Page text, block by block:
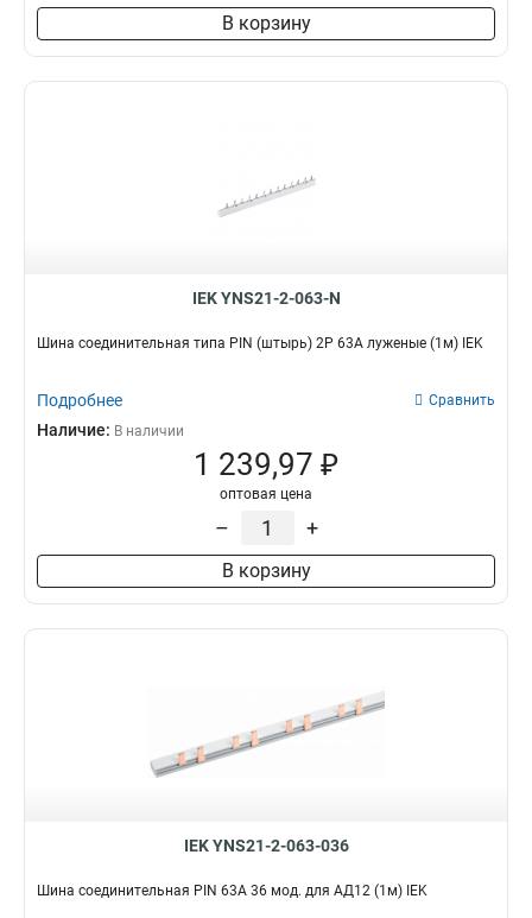
В корзину
IEK YNS21-2-063-N
Шина соединительная типа PIN (штырь) 2P 63А луженые (1м) IEK
Подробнее Сравнить
Наличие: В наличии
1 239,97 ₽
оптовая цена
– +
В корзину
IEK YNS21-2-063-036
Шина соединительная PIN 63A 36 мод. для АД12 (1м) IEK